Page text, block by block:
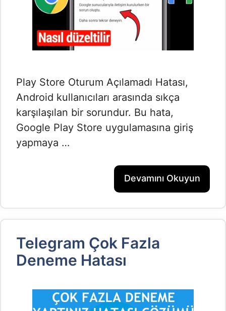
Play Store Oturum Açılamadı Hatası,
Android kullanıcıları arasında sıkça
karşılaşılan bir sorundur. Bu hata,
Google Play Store uygulamasına giriş
yapmaya …
Devamını Okuyun
Telegram Çok Fazla
Deneme Hatası